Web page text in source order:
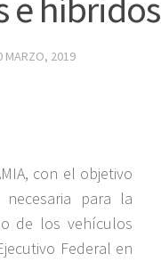
MARZO, 2019
con el objetivo
para la
de los vehículos
Federal en